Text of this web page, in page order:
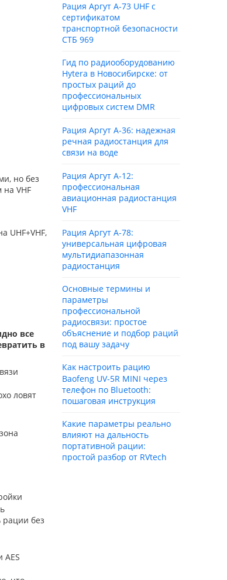
но без
VHF
все
в
ловят
без
AES
Рация Аргут А‑73 UHF с
сертификатом
транспортной безопасности
СТБ 969
Гид по радиооборудованию
Hytera в Новосибирске: от
простых раций до
профессиональных
цифровых систем DMR
Рация Аргут А‑36: надежная
речная радиостанция для
связи на воде
Рация Аргут А‑12:
профессиональная
авиационная радиостанция
VHF
Рация Аргут А‑78:
универсальная цифровая
мультидиапазонная
радиостанция
Основные термины и
параметры
профессиональной
радиосвязи: простое
объяснение и подбор раций
под вашу задачу
Как настроить рацию
Baofeng UV‑5R MINI через
телефон по Bluetooth:
пошаговая инструкция
Какие параметры реально
влияют на дальность
портативной рации:
простой разбор от RVtech